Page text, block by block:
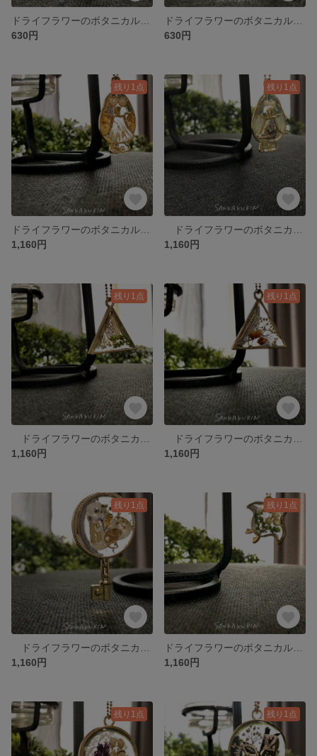
630円
630円
残り1点
1,160円
残り1点
1,160円
残り1点
1,160円
残り1点
1,160円
残り1点
1,160円
残り1点
1,160円
残り1点 残り1点